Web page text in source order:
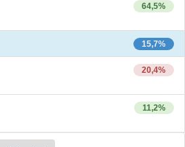
64,5%
15,7%
20,4%
11,2%